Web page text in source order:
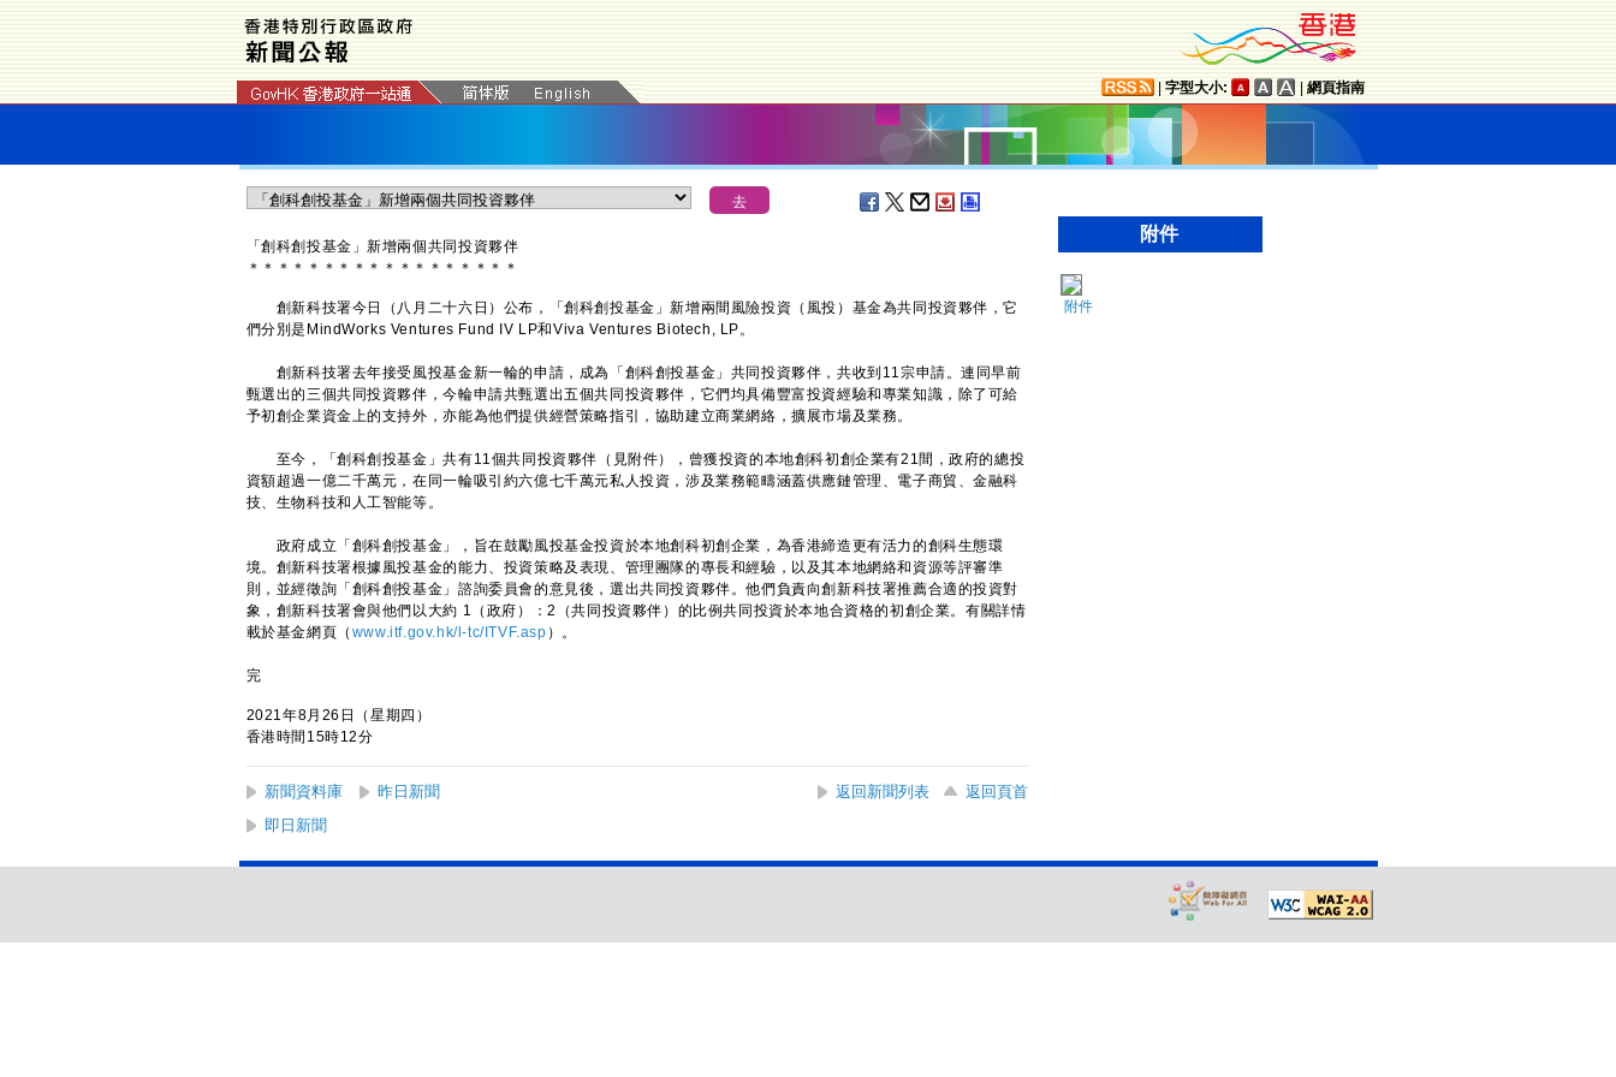
字型大小: 網頁指南
「創科創投基金」新增兩個共同投資夥伴
＊ ＊ ＊ ＊ ＊ ＊ ＊ ＊ ＊ ＊ ＊ ＊ ＊ ＊ ＊ ＊ ＊ ＊
創新科技署今日（八月二十六日）公布，「創科創投基金」新增兩間風險投資（風投）基金為共同投資夥伴，它
們分別是MindWorks Ventures Fund IV LP和Viva Ventures Biotech, LP。
創新科技署去年接受風投基金新一輪的申請，成為「創科創投基金」共同投資夥伴，共收到11宗申請。連同早前
甄選出的三個共同投資夥伴，今輪申請共甄選出五個共同投資夥伴，它們均具備豐富投資經驗和專業知識，除了可給
予初創企業資金上的支持外，亦能為他們提供經營策略指引，協助建立商業網絡，擴展市場及業務。
至今，「創科創投基金」共有11個共同投資夥伴（見附件），曾獲投資的本地創科初創企業有21間，政府的總投
資額超過一億二千萬元，在同一輪吸引約六億七千萬元私人投資，涉及業務範疇涵蓋供應鏈管理、電子商貿、金融科
技、生物科技和人工智能等。
政府成立「創科創投基金」，旨在鼓勵風投基金投資於本地創科初創企業，為香港締造更有活力的創科生態環
境。創新科技署根據風投基金的能力、投資策略及表現、管理團隊的專長和經驗，以及其本地網絡和資源等評審準
則，並經徵詢「創科創投基金」諮詢委員會的意見後，選出共同投資夥伴。他們負責向創新科技署推薦合適的投資對
象，創新科技署會與他們以大約 1（政府）：2（共同投資夥伴）的比例共同投資於本地合資格的初創企業。有關詳情
載於基金網頁（ www.itf.gov.hk/l-tc/ITVF.asp ）。
完
2021年8月26日（星期四）
香港時間15時12分
新聞資料庫 昨日新聞 返回新聞列表
返回頁首
即日新聞
附件
附件